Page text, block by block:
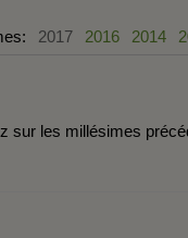
2017 2016 2014
sur les millésimes